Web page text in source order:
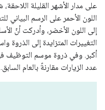
إلى اللون الأخضر، وأدركت أنّ
التغييرات المتزايدة إلى الذروة
عدد الزيارات مقارنةً بالعام السابق.